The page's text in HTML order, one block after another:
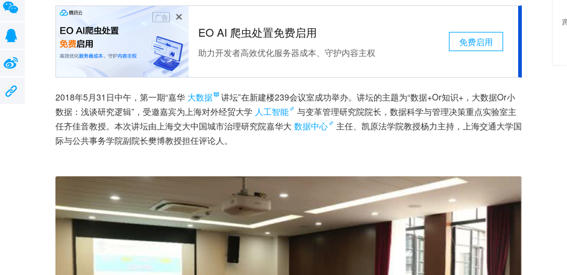
广告
EO AI 爬虫处置免费启用
助力开发者高效优化服务器成本、守护内容主权
免费启用
2018年5月31日中午，第一期“嘉华 大数据
讲坛”在新建楼239会议室成功举办。讲坛的主题为“数据+Or知识+，大数据Or小
数据：浅谈研究逻辑”，受邀嘉宾为上海对外经贸大学 人工智能
与变革管理研究院院长，数据科学与管理决策重点实验室主
任齐佳音教授。本次讲坛由上海交大中国城市治理研究院嘉华大 数据中心
主任、凯原法学院教授杨力主持，上海交通大学国
际与公共事务学院副院长樊博教授担任评论人。